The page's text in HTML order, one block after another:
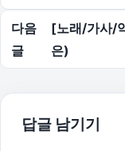
다음
글
[노래/가사/
은)
답글 남기기